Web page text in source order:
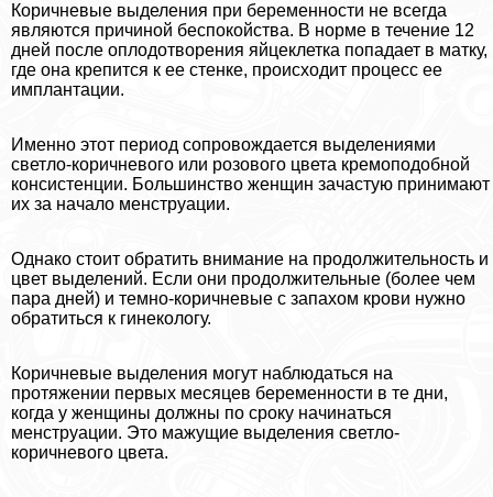
Коричневые выделения при беременности не всегда
являются причиной беспокойства. В норме в течение 12
дней после оплодотворения яйцеклетка попадает в матку,
где она крепится к ее стенке, происходит процесс ее
имплантации.
Именно этот период сопровождается выделениями
светло-коричневого или розового цвета кремоподобной
консистенции. Большинство женщин зачастую принимают
их за начало мeнcтpуации.
Однако стоит обратить внимание на продолжительность и
цвет выделений. Если они продолжительные (более чем
пара дней) и темно-коричневые с запахом крови нужно
обратиться к гинекологу.
Коричневые выделения могут наблюдаться на
протяжении первых месяцев беременности в те дни,
когда у женщины должны по сроку начинаться
мeнcтpуации. Это мажущие выделения светло-
коричневого цвета.